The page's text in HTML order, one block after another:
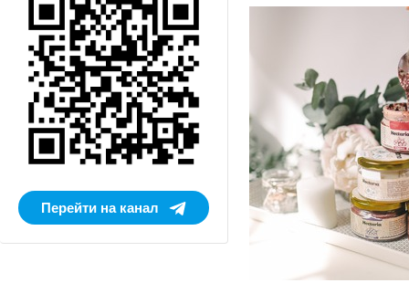
Перейти на канал